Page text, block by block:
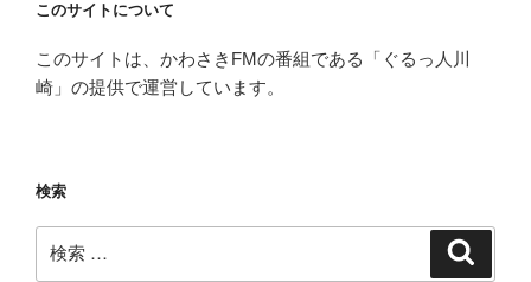
このサイトについて
このサイトは、かわさきFMの番組である「ぐるっ人川
崎」の提供で運営しています。
検索
索: